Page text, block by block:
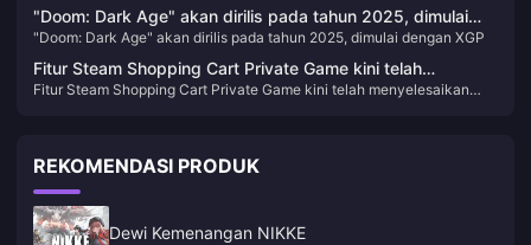
"Doom: Dark Age" akan dirilis pada tahun 2025, dimulai
dengan XGP
"Doom: Dark Age" akan dirilis pada tahun 2025, dimulai dengan XGP
Fitur Steam Shopping Cart Private Game kini telah
menyelesaikan pengujian dan tersedia untuk semua
Fitur Steam Shopping Cart Private Game kini telah menyelesaikan
REKOMENDASI PRODUK
Dewi Kemenangan NIKKE